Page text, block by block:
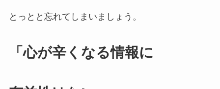
とっとと忘れてしまいましょう。
「心が辛くなる情報に